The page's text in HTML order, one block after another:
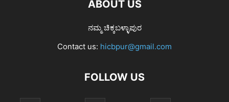
ABOUT US
ನಮ್ಮ ಚಿಕ್ಕಬಳ್ಳಾಪುರ
Contact us: hicbpur@gmail.com
FOLLOW US